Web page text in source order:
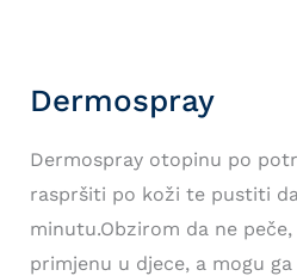
Dermospray
Dermospray otopinu po
raspršiti po koži te pustiti
minutu.Obzirom da ne
primjenu u djece, a mogu